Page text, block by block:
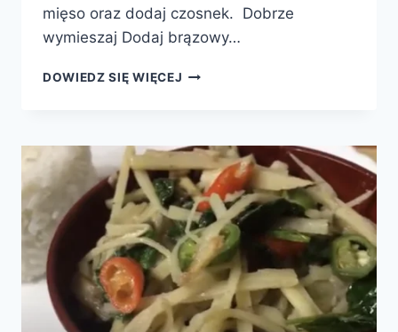
mięso oraz dodaj czosnek. Dobrze
wymieszaj Dodaj brązowy…
DOWIEDZ SIĘ WIĘCEJ KOTLECIKI
PO
FILIPIŃSKU